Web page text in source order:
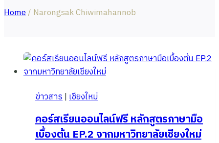
Home/ Narongsak Chiwimahannob
ข่าวสาร|เชียงใหม่
คอร์สเรียนออนไลน์ฟรี หลักสูตรภาษามือ
เบื้องต้น EP.2 จากมหาวิทยาลัยเชียงใหม่